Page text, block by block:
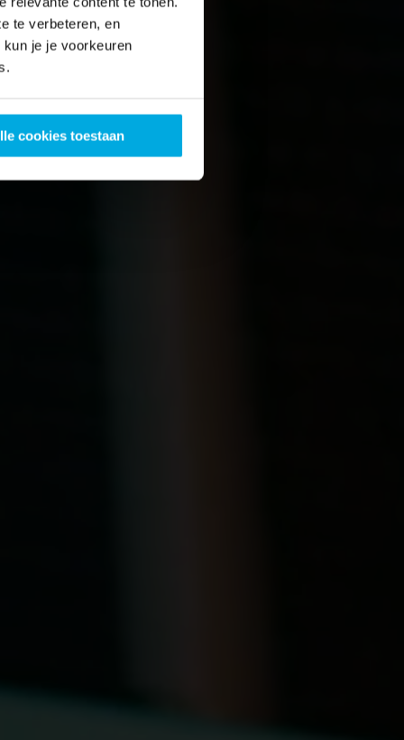
te verbeteren, en
kun je je voorkeuren
cookies toestaan